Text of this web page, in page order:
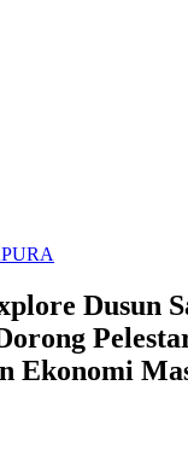
Dusun
Ekonomi